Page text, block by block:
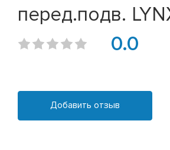
перед.подв.
0.0
Добавить отзыв